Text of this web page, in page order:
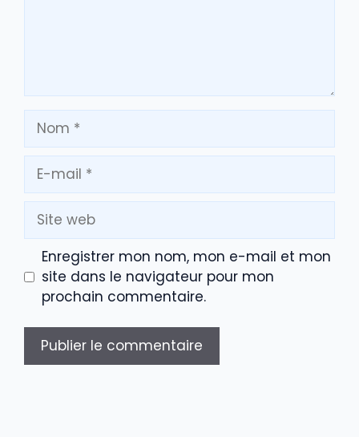
Nom
mail
Site
web
Enregistrer mon nom, mon e-mail et mon
site dans le navigateur pour mon
prochain commentaire.